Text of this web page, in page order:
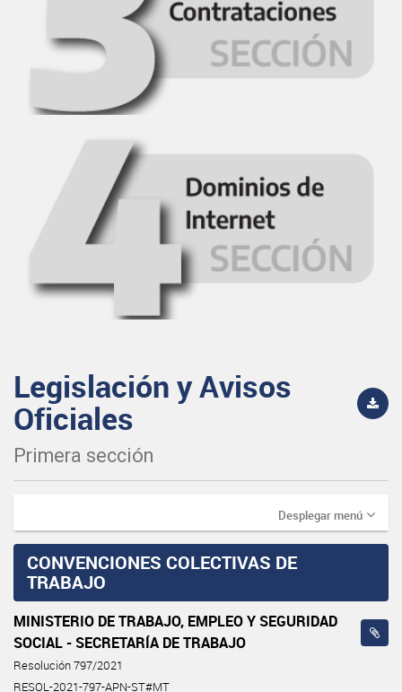
Legislación y Avisos
Oficiales
Primera sección
Desplegar menú
CONVENCIONES COLECTIVAS DE
TRABAJO
MINISTERIO DE TRABAJO, EMPLEO Y SEGURIDAD
SOCIAL - SECRETARÍA DE TRABAJO
Resolución 797/2021
RESOL-2021-797-APN-ST#MT